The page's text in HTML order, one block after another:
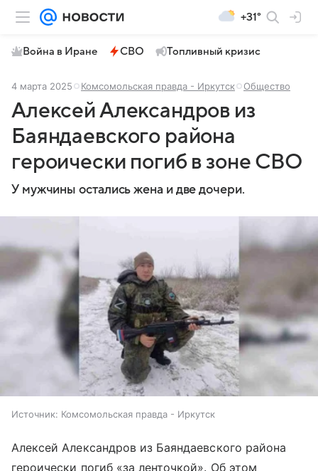
+31°
Война в Иране СВО Топливный кризис
4 марта 2025 Комсомольская правда - Иркутск Общество
Алексей Александров из
Баяндаевского района
героически погиб в зоне СВО
У мужчины остались жена и две дочери.
Источник: Комсомольская правда - Иркутск
Алексей Александров из Баяндаевского района
героически погиб «за ленточкой». Об этом